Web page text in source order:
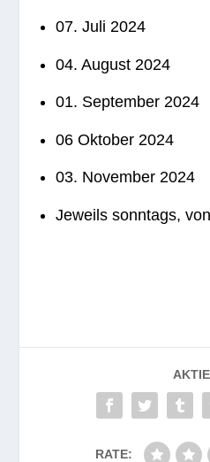
07. Juli 2024
04. August 2024
01. Sep­tem­ber 2024
06 Okto­ber 2024
03. Novem­ber 2024
Jeweils sonn­tags,
RATE: